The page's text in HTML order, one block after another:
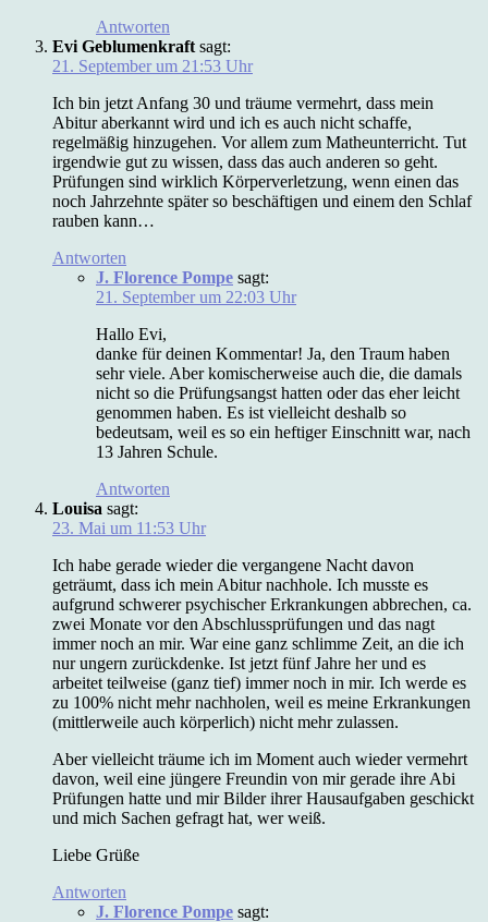
Antworten
Evi Geblumenkraft sagt:
21. September um 21:53 Uhr
Ich bin jetzt Anfang 30 und träume vermehrt, dass mein
Abitur aberkannt wird und ich es auch nicht schaffe,
regelmäßig hinzugehen. Vor allem zum Matheunterricht. Tut
irgendwie gut zu wissen, dass das auch anderen so geht.
Prüfungen sind wirklich Körperverletzung, wenn einen das
noch Jahrzehnte später so beschäftigen und einem den Schlaf
rauben kann…
Antworten
J. Florence Pompe sagt:
21. September um 22:03 Uhr
Hallo Evi,
danke für deinen Kommentar! Ja, den Traum haben
sehr viele. Aber komischerweise auch die, die damals
nicht so die Prüfungsangst hatten oder das eher leicht
genommen haben. Es ist vielleicht deshalb so
bedeutsam, weil es so ein heftiger Einschnitt war, nach
13 Jahren Schule.
Antworten
Louisa sagt:
23. Mai um 11:53 Uhr
Ich habe gerade wieder die vergangene Nacht davon
geträumt, dass ich mein Abitur nachhole. Ich musste es
aufgrund schwerer psychischer Erkrankungen abbrechen, ca.
zwei Monate vor den Abschlussprüfungen und das nagt
immer noch an mir. War eine ganz schlimme Zeit, an die ich
nur ungern zurückdenke. Ist jetzt fünf Jahre her und es
arbeitet teilweise (ganz tief) immer noch in mir. Ich werde es
zu 100% nicht mehr nachholen, weil es meine Erkrankungen
(mittlerweile auch körperlich) nicht mehr zulassen.
Aber vielleicht träume ich im Moment auch wieder vermehrt
davon, weil eine jüngere Freundin von mir gerade ihre Abi
Prüfungen hatte und mir Bilder ihrer Hausaufgaben geschickt
und mich Sachen gefragt hat, wer weiß.
Liebe Grüße
Antworten
J. Florence Pompe sagt: